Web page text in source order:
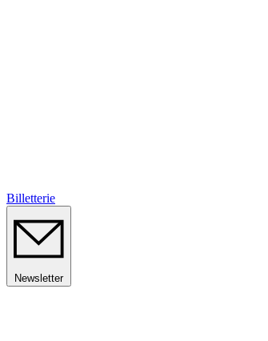
Billetterie
Newsletter